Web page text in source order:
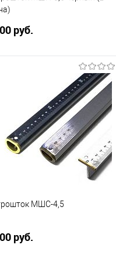
руб.
3,5 метра. 2 звена. Цвет
Покрытие анодированный
Измерительная шкала
Купить
избранноеМШС-4,5
руб.